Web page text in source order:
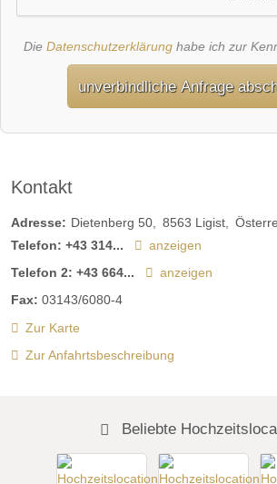
Die Datenschutzerklärunghabe ich zur
unverbindliche Anfrage
Kontakt
Adresse: Dietenberg 50 8563 Ligist
Telefon: +43 314...
anzeigen
Telefon 2: +43 664...
anzeigen
Fax: 03143/6080-4
Zur Karte
Zur Anfahrtsbeschreibung
Beliebte